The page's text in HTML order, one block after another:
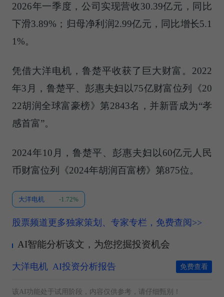
2026年一季度，公司实现营收30.39亿元，同比
下滑3.89%；归母净利润2.99亿元，同比增长5.1
1%。
凭借大洋电机，鲁楚平收获了巨大财富。2022
年3月，鲁楚平、彭惠夫妇以75亿财富位列《20
22胡润全球富豪榜》第2843名，并新晋成为“孝
感首富”。
2024年10月，鲁楚平、彭惠夫妇以60亿元人民
币财富位列《2024年胡润百富榜》第875位。
大洋电机 -1.72%
股票频道更多独家策划、专家专栏，免费查阅>>
AI智能分析该文，为您挖掘投资机会
大洋电机 AI投资分析报告 免费查看
该AI功能处于试用阶段，内容仅供参考，请仔细甄别！